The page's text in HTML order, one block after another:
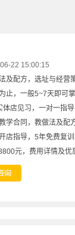
22 15:00:15
及配方，选址与经营
止，一般5~7天即可掌
店见习，一对一指导
学合同，教做法及配方
店指导，5年免费复
元，费用详情及优